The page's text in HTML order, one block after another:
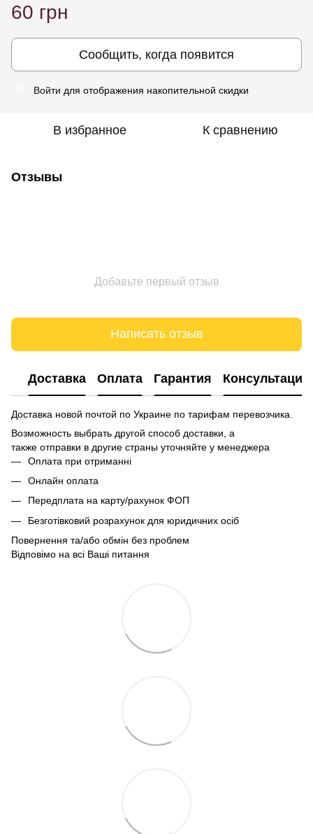
60 грн
Сообщить, когда появится
Войти для отображения накопительной скидки
В избранное К сравнению
Отзывы
Добавьте первый отзыв
Написать отзыв
Доставка Оплата Гарантия Консультация
Доставка новой почтой по Украине по тарифам перевозчика.
Возможность выбрать другой способ доставки, а
также отправки в другие страны уточняйте у менеджера
Оплата при отриманні
Онлайн оплата
Передплата на карту/рахунок ФОП
Безготівковий розрахунок для юридичних осіб
Повернення та/або обмін без проблем
Відповімо на всі Ваші питання